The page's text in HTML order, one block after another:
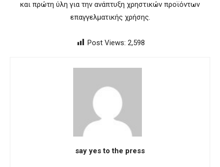
και πρώτη ύλη για την ανάπτυξη χρηστικών προϊόντων
επαγγελματικής χρήσης.
Post Views: 2,598
say yes to the press